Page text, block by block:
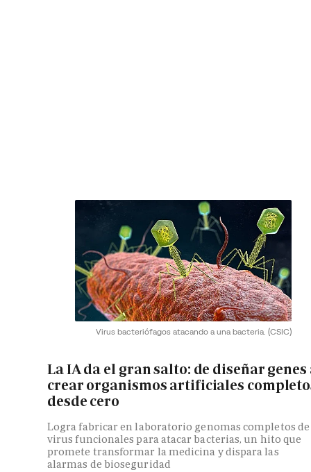
Virus bacteriófagos atacando a una bacteria. (CSIC)
La IA da el gran salto: de diseñar genes
crear organismos artificiales
desde cero
Logra fabricar en laboratorio genomas completos de
virus funcionales para atacar bacterias, un hito que
promete transformar la medicina y dispara las
alarmas de bioseguridad